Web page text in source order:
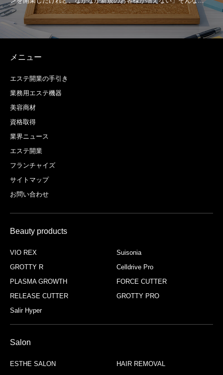
メニュー
エステ開業の手引き
業務用エステ機器
美容商材
資格取得
業界ニュース
エステ開業
フランチャイズ
サイトマップ
お問い合わせ
Beauty products
VIO REX
Suisonia
GROTTY R
Celldrive Pro
PLASMA GROWTH
FORCE CUTTER
RELEASE CUTTER
GROTTY PRO
Salir Hyper
Salon
ESTHE SALON
HAIR REMOVAL